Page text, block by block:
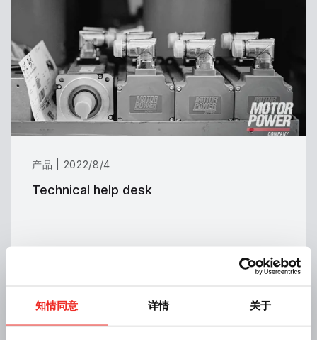
知情同意 详情 关于
产品 | 2022/8/4
Technical help desk